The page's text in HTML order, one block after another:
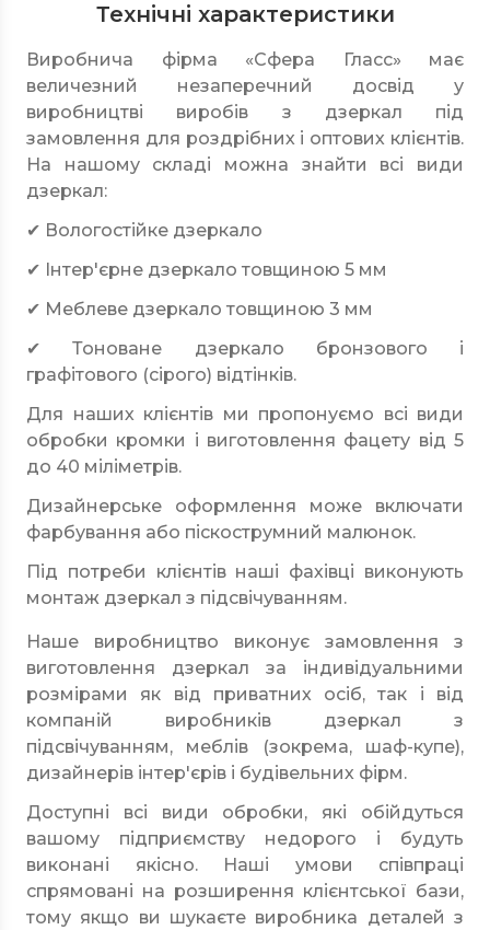
Технічні характеристики
Виробнича фірма «Сфера Гласс» має
величезний незаперечний досвід у
виробництві виробів з дзеркал під
замовлення для роздрібних і оптових клієнтів.
На нашому складі можна знайти всі види
дзеркал:
✔ Вологостійке дзеркало
✔ Інтер'єрне дзеркало товщиною 5 мм
✔ Меблеве дзеркало товщиною 3 мм
✔ Тоноване дзеркало бронзового і
графітового (сірого) відтінків.
Для наших клієнтів ми пропонуємо всі види
обробки кромки і виготовлення фацету від 5
до 40 міліметрів.
Дизайнерське оформлення може включати
фарбування або піскострумний малюнок.
Під потреби клієнтів наші фахівці виконують
монтаж дзеркал з підсвічуванням.
Наше виробництво виконує замовлення з
виготовлення дзеркал за індивідуальними
розмірами як від приватних осіб, так і від
компаній виробників дзеркал з
підсвічуванням, меблів (зокрема, шаф-купе),
дизайнерів інтер'єрів і будівельних фірм.
Доступні всі види обробки, які обійдуться
вашому підприємству недорого і будуть
виконані якісно. Наші умови співпраці
спрямовані на розширення клієнтської бази,
тому якщо ви шукаєте виробника деталей з